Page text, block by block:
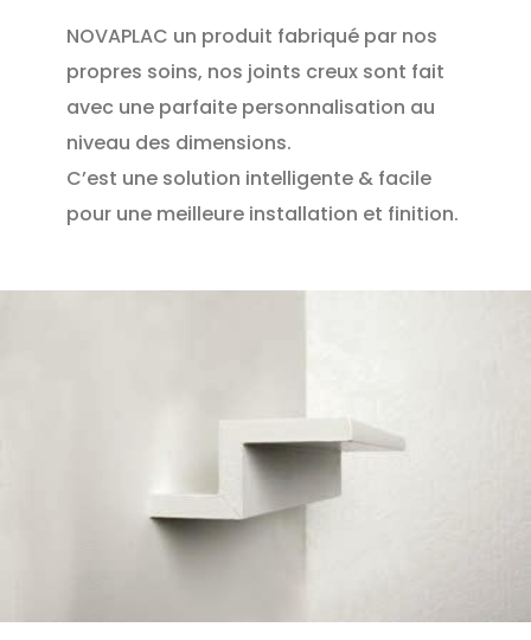
NOVAPLAC un produit fabriqué par nos
propres soins, nos joints creux sont fait
avec une parfaite personnalisation au
niveau des dimensions.
C’est une solution intelligente & facile
pour une meilleure installation et finition.